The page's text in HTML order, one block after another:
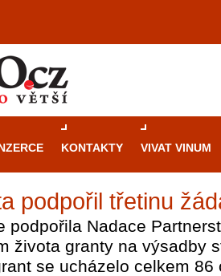
KONTAKTY VIVAT VINUM
podpořil třetinu
podpořila Nadace
života granty na výsadby
se ucházelo celkem 86
Průvodce
Brně: Od
automaty